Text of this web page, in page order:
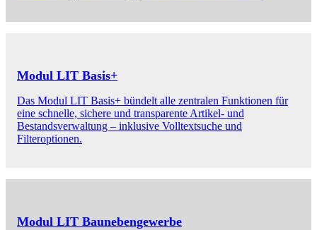
Modul LIT Basis+
Das Modul LIT Basis+ bündelt alle zentralen Funktionen für
eine schnelle, sichere und transparente Artikel- und
Bestandsverwaltung – inklusive Volltextsuche und
Filteroptionen.
Modul LIT Baunebengewerbe